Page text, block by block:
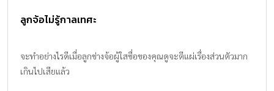
ลูกจ้อไม่รู้กาลเทศะ
จะทำอย่างไรดีเมื่อลูกช่างจ้อผู้ใสซื่อของคุณดูจะตีแผ่เรื่องส่วนตัวมาก
เกินไปเสียแล้ว